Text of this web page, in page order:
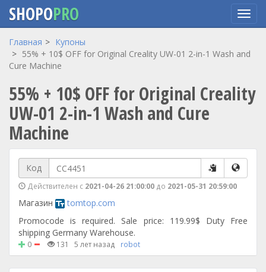
Перейти
основному
SHOPOPRO
Главная
Купоны
55% + 10$ OFF for Original Creality UW-01 2-in-1 Wash and
Cure Machine
55% + 10$ OFF for Original Creality
UW-01 2-in-1 Wash and Cure
Machine
Код
Действителен с 2021-04-26 21:00:00 до 2021-05-31 20:59:00
Магазин
tomtop.com
Promocode is required. Sale price: 119.99$ Duty Free
shipping Germany Warehouse.
0 131 5 лет назад robot